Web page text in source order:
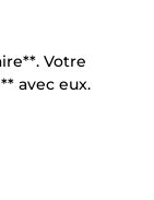
Votre
avec eux.